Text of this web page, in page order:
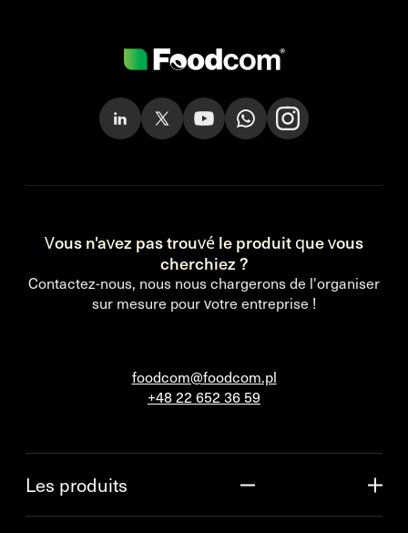
Vous n'avez pas trouvé le produit que vous
cherchiez ?
Contactez-nous, nous nous chargerons de l'organiser
sur mesure pour votre entreprise !
foodcom@foodcom.pl
+48 22 652 36 59
Les produits